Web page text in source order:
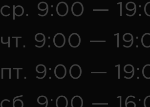
ср. 9:00 —
чт. 9:00 —
пт. 9:00 —